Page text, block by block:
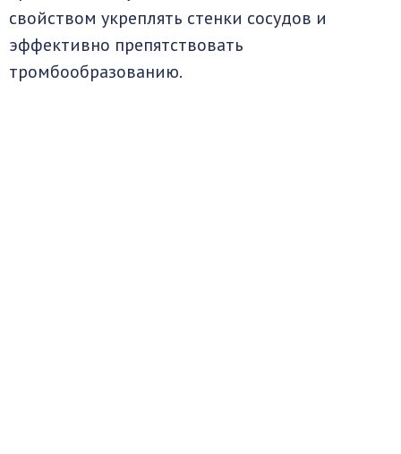
свойством укреплять стенки сосудов и
эффективно препятствовать
тромбообразованию.